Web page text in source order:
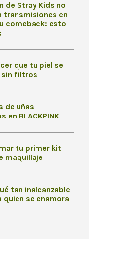
de Stray Kids no
transmisiones en
comeback: esto
que tu piel se
sin filtros
de uñas
en BLACKPINK
tu primer kit
maquillaje
tan inalcanzable
quien se enamora